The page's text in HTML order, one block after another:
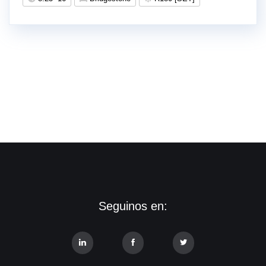
Seguinos en: